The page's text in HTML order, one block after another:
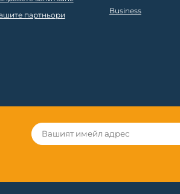
партньори
Business